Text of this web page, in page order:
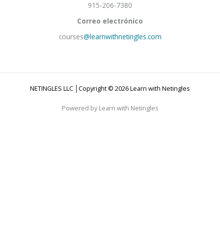
915-206-7380
Correo electrónico
courses@learnwithnetingles.com
NETINGLES LLC │Copyright © 2026 Learn with Netingles
Powered by Learn with Netingles